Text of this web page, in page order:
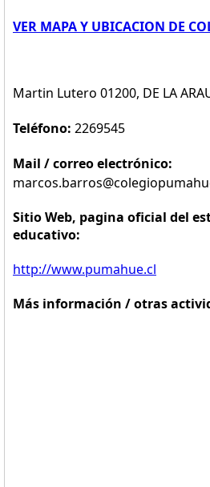
VER MAPA Y UBICACION DE
Martin Lutero 01200, DE LA
Teléfono: 2269545
Mail / correo electrónico:
Sitio Web, pagina oficial del
educativo:
http://www.pumahue.cl
Más información / otras